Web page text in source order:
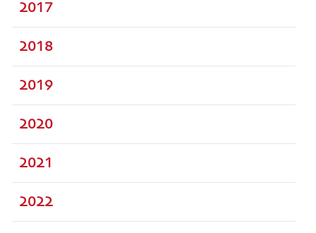
2017
2018
2019
2020
2021
2022